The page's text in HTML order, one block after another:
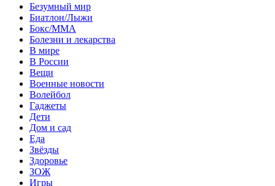
Безумный мир
Биатлон/Лыжи
Бокс/MMA
Болезни и лекарства
В мире
В России
Вещи
Военные новости
Волейбол
Гаджеты
Дети
Дом и сад
Еда
Звёзды
Здоровье
ЗОЖ
Игры